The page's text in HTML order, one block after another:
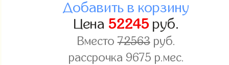
Добавить в корзину
Цена 52245руб.
Вместо72563руб.
рассрочка 9675 р.мес.